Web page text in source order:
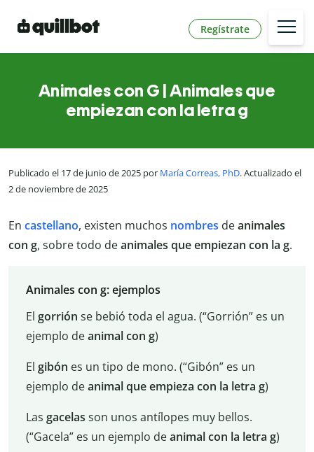
Regístrate
Animales con G | Animales que
empiezan con la letra g
Publicado el 17 de junio de 2025 por María Correas, PhD. Actualizado el
2 de noviembre de 2025
En castellano, existen muchos nombres deanimales
con g, sobre todo deanimales que empiezan con la g.
Animales con g: ejemplos
El gorrión se bebió toda el agua. (“Gorrión” es un
ejemplo deanimal con g)
El gibón es un tipo de mono. (“Gibón” es un
ejemplo deanimal que empieza con la letra g)
Las gacelas son unos antílopes muy bellos.
(“Gacela” es un ejemplo deanimal con la letra g)